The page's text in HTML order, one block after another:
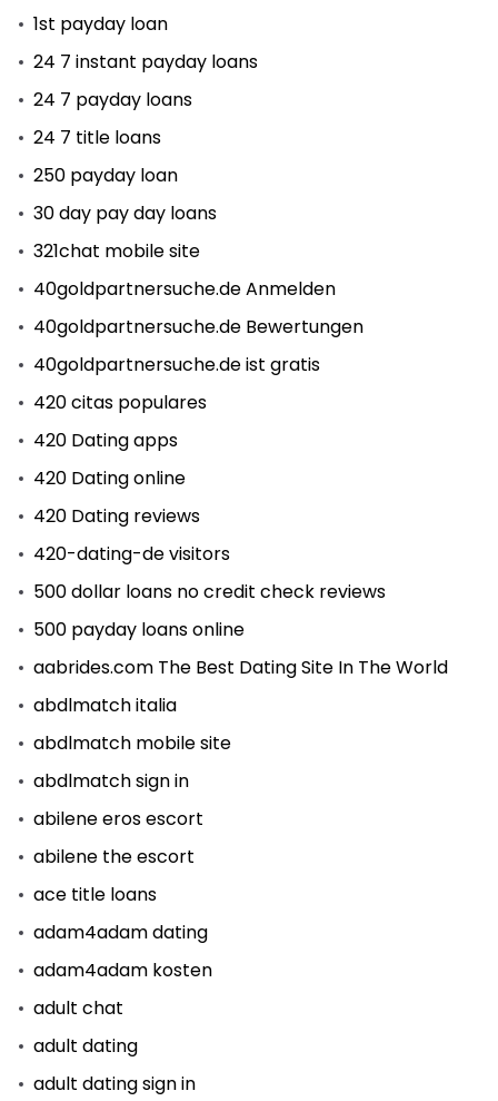
1st payday loan
24 7 instant payday loans
24 7 payday loans
24 7 title loans
250 payday loan
30 day pay day loans
321chat mobile site
40goldpartnersuche.de Anmelden
40goldpartnersuche.de Bewertungen
40goldpartnersuche.de ist gratis
420 citas populares
420 Dating apps
420 Dating online
420 Dating reviews
420-dating-de visitors
500 dollar loans no credit check reviews
500 payday loans online
aabrides.com The Best Dating Site In The World
abdlmatch italia
abdlmatch mobile site
abdlmatch sign in
abilene eros escort
abilene the escort
ace title loans
adam4adam dating
adam4adam kosten
adult chat
adult dating
adult dating sign in